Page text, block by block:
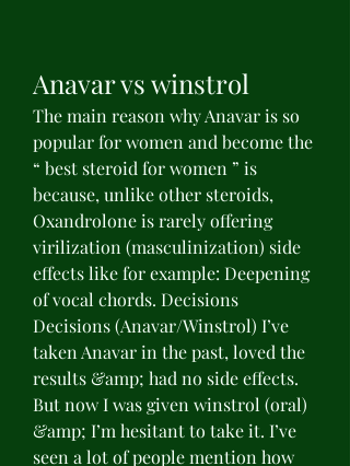
Anavar vs winstrol
The main reason why Anavar is so
popular for women and become the
“ best steroid for women ” is
because, unlike other steroids,
Oxandrolone is rarely offering
virilization (masculinization) side
effects like for example: Deepening
of vocal chords. Decisions
Decisions (Anavar/Winstrol) I’ve
taken Anavar in the past, loved the
results &amp; had no side effects.
But now I was given winstrol (oral)
&amp; I’m hesitant to take it. I’ve
seen a lot of people mention how